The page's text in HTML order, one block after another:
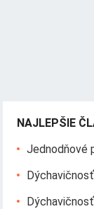
NAJLEPŠIE
Jednodňové